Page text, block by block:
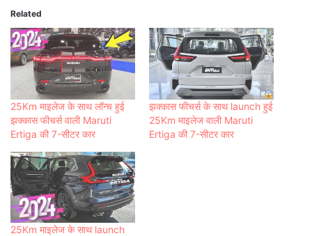
Related
25Km माइलेज के साथ लॉन्च हुई
झक्कास फीचर्स वाली Maruti
Ertiga की 7-सीटर कार
झक्कास फीचर्स के साथ launch हुई
25Km माइलेज वाली Maruti
Ertiga की 7-सीटर कार
25Km माइलेज के साथ launch